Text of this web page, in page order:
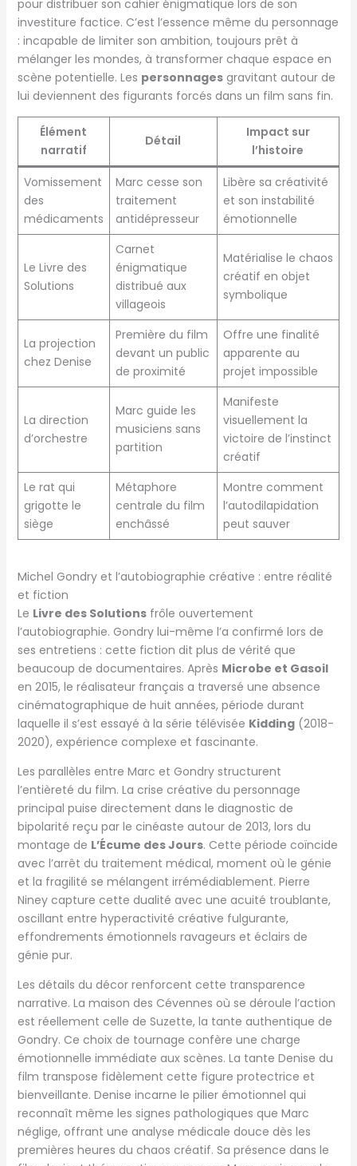
pour distribuer son cahier énigmatique lors de son
investiture factice. C’est l’essence même du personnage
: incapable de limiter son ambition, toujours prêt à
mélanger les mondes, à transformer chaque espace en
scène potentielle. Les personnagesgravitant autour de
lui deviennent des figurants forcés dans un film sans fin.
Élément
narratif
Détail
Impact sur
l’histoire
Vomissement
des
médicaments
Marc cesse son
traitement
antidépresseur
Libère sa créativité
et son instabilité
émotionnelle
Le Livre des
Solutions
Carnet
énigmatique
distribué aux
villageois
Matérialise le chaos
créatif en objet
symbolique
La projection
chez Denise
Première du film
devant un public
de proximité
Offre une finalité
apparente au
projet impossible
La direction
d’orchestre
Marc guide les
musiciens sans
partition
Manifeste
visuellement la
victoire de l’instinct
créatif
Le rat qui
grigotte le
siège
Métaphore
centrale du film
enchâssé
Montre comment
l’autodilapidation
peut sauver
Michel Gondry et l’autobiographie créative : entre réalité
et fiction
Le Livre des Solutionsfrôle ouvertement
l’autobiographie. Gondry lui-même l’a confirmé lors de
ses entretiens : cette fiction dit plus de vérité que
beaucoup de documentaires. Après Microbe et Gasoil
en 2015, le réalisateur français a traversé une absence
cinématographique de huit années, période durant
laquelle il s’est essayé à la série télévisée Kidding(2018-
2020), expérience complexe et fascinante.
Les parallèles entre Marc et Gondry structurent
l’entièreté du film. La crise créative du personnage
principal puise directement dans le diagnostic de
bipolarité reçu par le cinéaste autour de 2013, lors du
montage de L’Écume des Jours. Cette période coïncide
avec l’arrêt du traitement médical, moment où le génie
et la fragilité se mélangent irrémédiablement. Pierre
Niney capture cette dualité avec une acuité troublante,
oscillant entre hyperactivité créative fulgurante,
effondrements émotionnels ravageurs et éclairs de
génie pur.
Les détails du décor renforcent cette transparence
narrative. La maison des Cévennes où se déroule l’action
est réellement celle de Suzette, la tante authentique de
Gondry. Ce choix de tournage confère une charge
émotionnelle immédiate aux scènes. La tante Denise du
film transpose fidèlement cette figure protectrice et
bienveillante. Denise incarne le pilier émotionnel qui
reconnaît même les signes pathologiques que Marc
néglige, offrant une analyse médicale douce dès les
premières heures du chaos créatif. Sa présence dans le